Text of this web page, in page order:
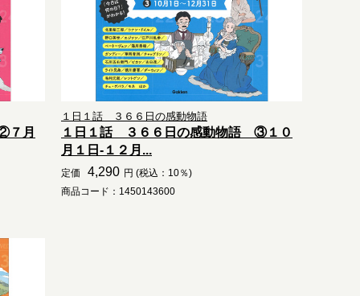
７月
１日１話 ３６６日の感動物語
１日１話 ３６６日の感動物語 ③１０
月１日-１２月...
定価 4,290 円 (税込：10％)
商品コード：1450143600